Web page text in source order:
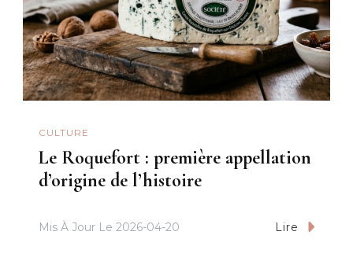
CULTURE
Le Roquefort : première appellation
d’origine de l’histoire
Mis À Jour Le 2026-04-20 Lire